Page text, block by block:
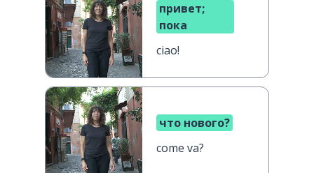
привет;
пока
ciao!
что нового?
come va?